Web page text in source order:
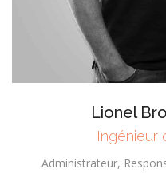
Lionel
Ingénieur
Administrateur,